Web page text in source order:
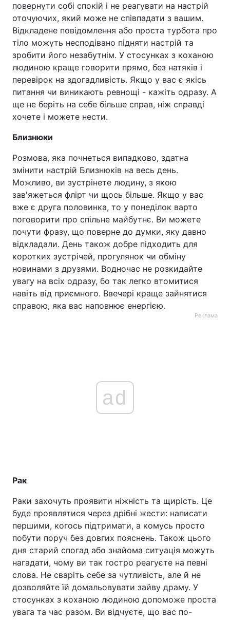
повернути собі спокій і не реагувати на настрій
оточуючих, який може не співпадати з вашим.
Відкладене повідомлення або проста турбота про
тіло можуть несподівано підняти настрій та
зробити його незабутнім. У стосунках з коханою
людиною краще говорити прямо, без натяків і
перевірок на здогадливість. Якщо у вас є якісь
питання чи виникають ревнощі - кажіть одразу. А
ще не беріть на себе більше справ, ніж справді
хочете і можете нести.
Близнюки
Розмова, яка почнеться випадково, здатна
змінити настрій Близнюків на весь день.
Можливо, ви зустрінете людину, з якою
зав'яжеться флірт чи щось більше. Якщо у вас
вже є друга половинка, то у понеділок варто
поговорити про спільне майбутнє. Ви можете
почути фразу, що поверне до думки, яку давно
відкладали. День також добре підходить для
коротких зустрічей, прогулянок чи обміну
новинами з друзями. Водночас не розкидайте
увагу на всіх одразу, бо так легко втомитися
навіть від приємного. Ввечері краще зайнятися
справою, яка вас наповнює енергією.
Реклама
ad
Рак
Раки захочуть проявити ніжність та щирість. Це
буде проявлятися через дрібні жести: написати
першими, когось підтримати, а комусь просто
побути поруч без довгих пояснень. Також цього
дня старий спогад або знайома ситуація можуть
нагадати, чому ви так гостро реагуєте на певні
слова. Не сваріть себе за чутливість, але й не
дозволяйте їй домальовувати зайву драму. У
стосунках з коханою людиною допоможе проста
увага та час разом. Ви відчуєте, що вас по-